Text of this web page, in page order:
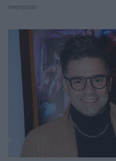
ΠΡΟΤΑΣΕΙΣ